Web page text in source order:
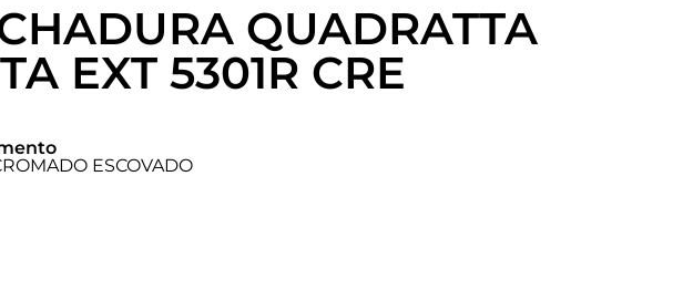
QUADRATTA
EXT 5301R CRE
ESCOVADO